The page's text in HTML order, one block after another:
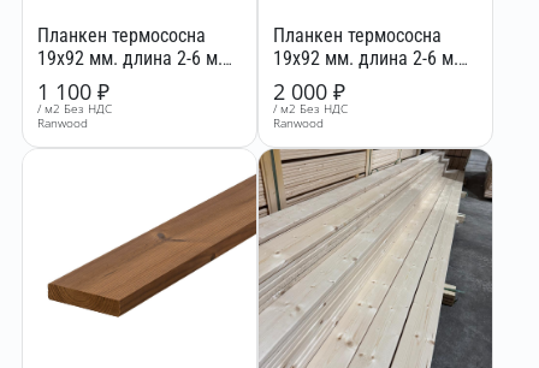
Планкен термососна
19x92 мм. длина 2-6 м.
сорт BC
1 100 ₽
/ м2 Без НДС
Ranwood
Планкен термососна
19x92 мм. длина 2-6 м.
сорт АВ
2 000 ₽
/ м2 Без НДС
Ranwood